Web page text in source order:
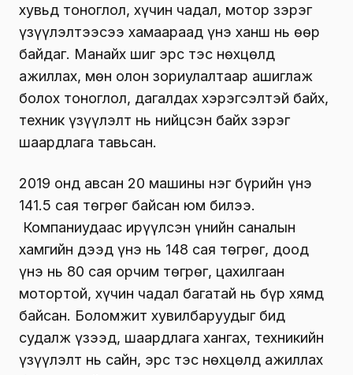
хувьд тоноглол, хүчин чадал, мотор зэрэг
үзүүлэлтээсээ хамаараад үнэ ханш нь өөр
байдаг. Манайх шиг эрс тэс нөхцөлд
ажиллах, мөн олон зориулалтаар ашиглаж
болох тоноглол, дагалдах хэрэгсэлтэй байх,
техник үзүүлэлт нь нийцсэн байх зэрэг
шаардлага тавьсан.
2019 онд авсан 20 машины нэг бүрийн үнэ
141.5 сая төгрөг байсан юм билээ.
Компаниудаас ирүүлсэн үнийн саналын
хамгийн дээд үнэ нь 148 сая төгрөг, доод
үнэ нь 80 сая орчим төгрөг, цахилгаан
мотортой, хүчин чадал багатай нь бүр хямд
байсан. Боломжит хувилбаруудыг бид
судалж үзээд, шаардлага хангах, техникийн
үзүүлэлт нь сайн, эрс тэс нөхцөлд ажиллах